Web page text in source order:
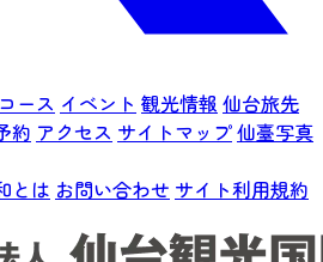
ース イベント 観光情報 仙台旅先
約 アクセス サイトマップ仙臺写真
とは お問い合わせ サイト利用規約